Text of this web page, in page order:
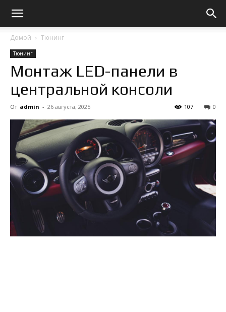
Домой Тюнинг
Тюнинг
Монтаж LED-панели в
центральной консоли
От admin - 26 августа, 2025 0
107